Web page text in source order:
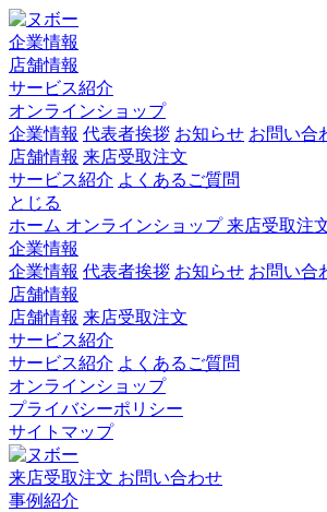
企業情報
店舗情報
サービス紹介
オンラインショップ
企業情報 代表者挨拶 お知らせ お問い合
店舗情報 来店受取注文
サービス紹介 よくあるご質問
とじる
ホーム オンラインショップ来店受取注
企業情報
企業情報 代表者挨拶 お知らせ お問い合
店舗情報
店舗情報 来店受取注文
サービス紹介
サービス紹介 よくあるご質問
オンラインショップ
プライバシーポリシー
サイトマップ
来店受取注文 お問い合わせ
事例紹介